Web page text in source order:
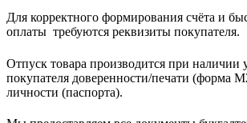
Для корректного формирования счёта и
оплаты требуются реквизиты покупателя.
Отпуск товара производится при наличии
покупателя доверенности/печати (форма
личности (паспорта).